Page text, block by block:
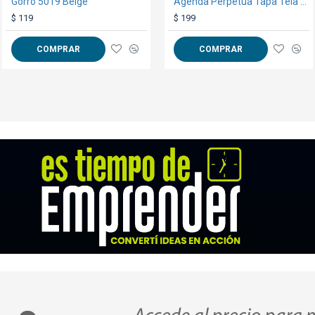
------------------------------------------
Ajustes de la plancha:
Tiempo: 100 segundos.
*Nota: Los tiempos marcados son
------------------------------------------
Impresión:
$ 119
COMPRAR
$ 129
COMPRAR
$ 199
COMPRAR